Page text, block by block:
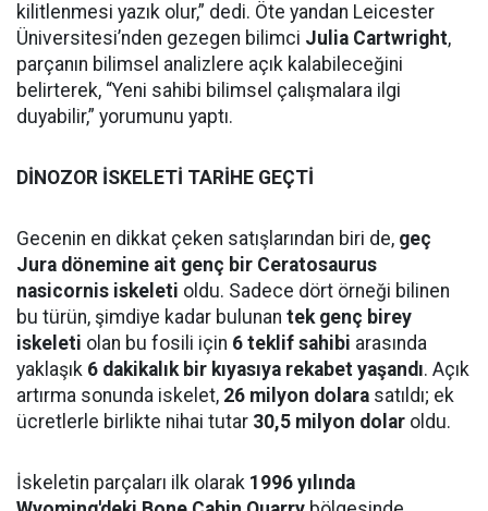
kilitlenmesi yazık olur,” dedi. Öte yandan Leicester
Üniversitesi’nden gezegen bilimci Julia Cartwright,
parçanın bilimsel analizlere açık kalabileceğini
belirterek, “Yeni sahibi bilimsel çalışmalara ilgi
duyabilir,” yorumunu yaptı.
DİNOZOR İSKELETİ TARİHE GEÇTİ
Gecenin en dikkat çeken satışlarından biri de, geç
Jura dönemine ait genç bir Ceratosaurus
nasicornis iskeleti oldu. Sadece dört örneği bilinen
bu türün, şimdiye kadar bulunan tek genç birey
iskeleti olan bu fosili için 6 teklif sahibi arasında
yaklaşık 6 dakikalık bir kıyasıya rekabet yaşandı. Açık
artırma sonunda iskelet, 26 milyon dolara satıldı; ek
ücretlerle birlikte nihai tutar 30,5 milyon dolar oldu.
İskeletin parçaları ilk olarak 1996 yılında